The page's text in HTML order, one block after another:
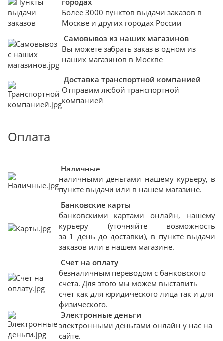
городах
Более 3000 пунктов выдачи заказов в
Москве и других городах России
Самовывоз из наших магазинов
Вы можете забрать заказ в одном из
наших магазинов в Москве
Доставка транспортной компанией
Отправим любой транспортной
компанией
Оплата
Наличные
наличными деньгами нашему курьеру, в
пункте выдачи или в нашем магазине.
Банковские карты
банковскими картами онлайн, нашему
курьеру (уточняйте возможность
за 1 день до доставки), в пункте выдачи
заказов или в нашем магазине.
Счет на оплату
безналичным переводом с банковского
счета. Для этого мы можем выставить
счет как для юридического лица так и для
физического.
Электронные деньги
электронными деньгами онлайн у нас на
сайте.